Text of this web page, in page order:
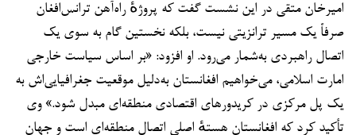
امیرخان متقی در این نشست گفت که پروژهٔ راه‌آهن ترانس‌افغان
صرفاً یک مسیر ترانزیتی نیست، بلکه نخستین گام به سوی یک
اتصال راهبردی به‌شمار می‌رود. او افزود: «بر اساس سیاست خارجی
امارت اسلامی، می‌خواهیم افغانستان به‌دلیل موقعیت جغرافیایی‌اش به
یک پل مرکزی در کریدورهای اقتصادی منطقه‌ای مبدل شود.» وی
تأکید کرد که افغانستان هستهٔ اصلی اتصال منطقه‌ای است و جهان